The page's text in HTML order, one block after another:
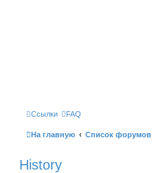
Ссылки FAQ
На главную Список форумов
History